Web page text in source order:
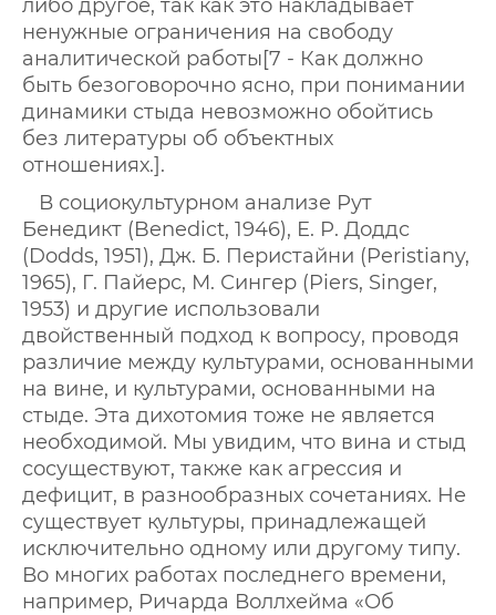
либо другое, так как это накладывает
ненужные ограничения на свободу
аналитической работы[7 - Как должно
быть безоговорочно ясно, при понимании
динамики стыда невозможно обойтись
без литературы об объектных
отношениях.].
В социокультурном анализе Рут
Бенедикт (Benedict, 1946), Е. Р. Доддс
(Dodds, 1951), Дж. Б. Перистайни (Peristiany,
1965), Г. Пайерс, М. Сингер (Piers, Singer,
1953) и другие использовали
двойственный подход к вопросу, проводя
различие между культурами, основанными
на вине, и культурами, основанными на
стыде. Эта дихотомия тоже не является
необходимой. Мы увидим, что вина и стыд
сосуществуют, также как агрессия и
дефицит, в разнообразных сочетаниях. Не
существует культуры, принадлежащей
исключительно одному или другому типу.
Во многих работах последнего времени,
например, Ричарда Воллхейма «Об